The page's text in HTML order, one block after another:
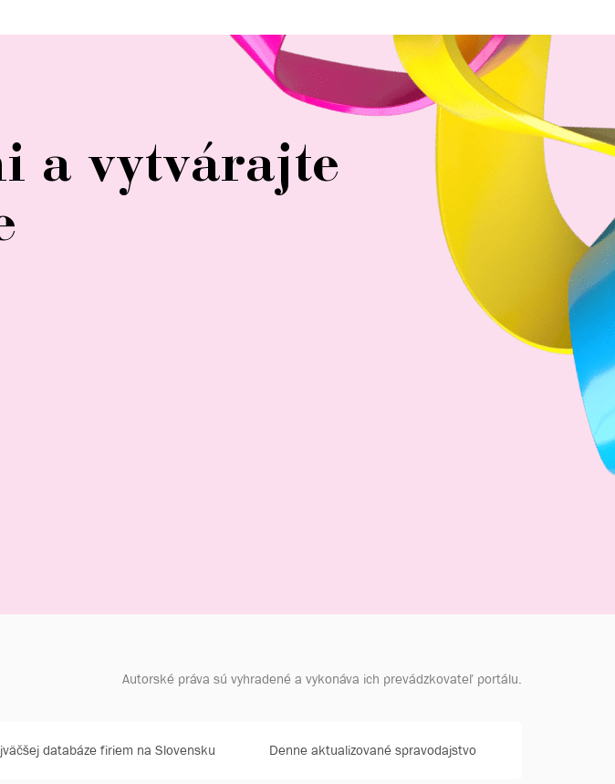
a vytvárajte
Autorské práva sú vyhradené a vykonáva ich prevádzkovateľ portálu.
databáze firiem na Slovensku Denne aktualizované spravodajstvo